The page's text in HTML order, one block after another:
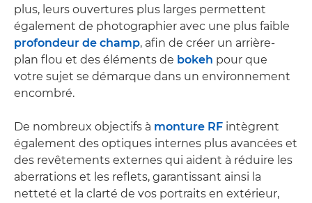
plus, leurs ouvertures plus larges permettent
également de photographier avec une plus faible
profondeur de champ, afin de créer un arrière-
plan flou et des éléments de bokeh pour que
votre sujet se démarque dans un environnement
encombré.
De nombreux objectifs à monture RF intègrent
également des optiques internes plus avancées et
des revêtements externes qui aident à réduire les
aberrations et les reflets, garantissant ainsi la
netteté et la clarté de vos portraits en extérieur,